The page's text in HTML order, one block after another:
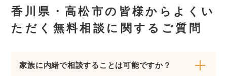
香川県・高松市の皆様からよくい
ただく無料相談に関するご質問
家族に内緒で相談することは可能ですか？